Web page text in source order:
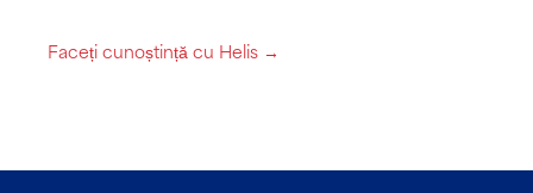
Faceți cunoștință cu Helis →